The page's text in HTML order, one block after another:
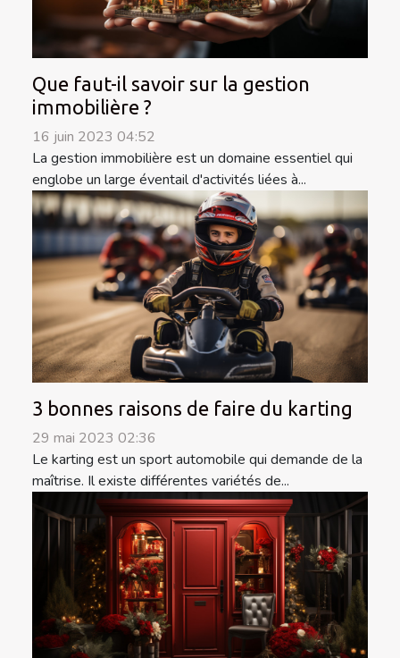
Que faut-il savoir sur la gestion
immobilière ?
16 juin 2023 04:52
La gestion immobilière est un domaine essentiel qui
englobe un large éventail d'activités liées à...
3 bonnes raisons de faire du karting
29 mai 2023 02:36
Le karting est un sport automobile qui demande de la
maîtrise. Il existe différentes variétés de...